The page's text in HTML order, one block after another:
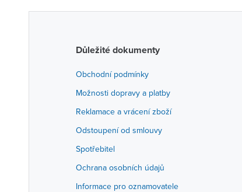
Důležité dokumenty
Obchodní podmínky
Možnosti dopravy a platby
Reklamace a vrácení zboží
Odstoupení od smlouvy
Spotřebitel
Ochrana osobních údajů
Informace pro oznamovatele